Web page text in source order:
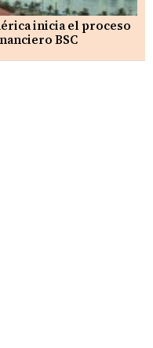
inicia el proceso
BSC